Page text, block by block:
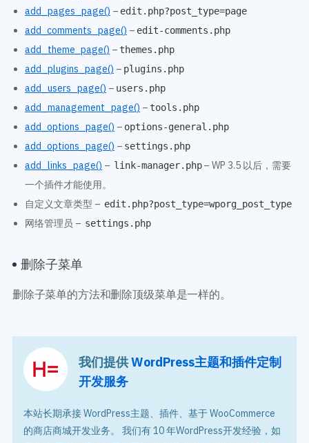
add_pages_page() – edit.php?post_type=page
add_comments_page() – edit-comments.php
add_theme_page() – themes.php
add_plugins_page() – plugins.php
add_users_page() – users.php
add_management_page() – tools.php
add_options_page() – options-general.php
add_options_page() – settings.php
add_links_page() – link-manager.php– WP 3.5 以后，需要
一个插件才能使用。
自定义文章类型 – edit.php?post_type=wporg_post_type
网络管理员 – settings.php
删除子菜单
删除子菜单的方法和删除顶级菜单是一样的。
我们提供WordPress主题和插件定制
开发服务
本站长期承接 WordPress主题、插件、基于 WooCommerce
的商店商城开发业务。 我们有 10 年WordPress开发经验，如